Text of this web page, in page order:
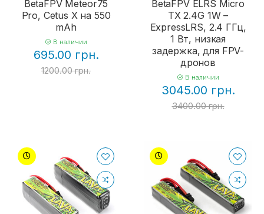
BetaFPV Meteor75
Pro, Cetus X на 550
mAh
В наличии
695.00 грн.
1200.00 грн.
BetaFPV ELRS Micro
TX 2.4G 1W –
ExpressLRS, 2.4 ГГц,
1 Вт, низкая
задержка, для FPV-
дронов
В наличии
3045.00 грн.
3400.00 грн.